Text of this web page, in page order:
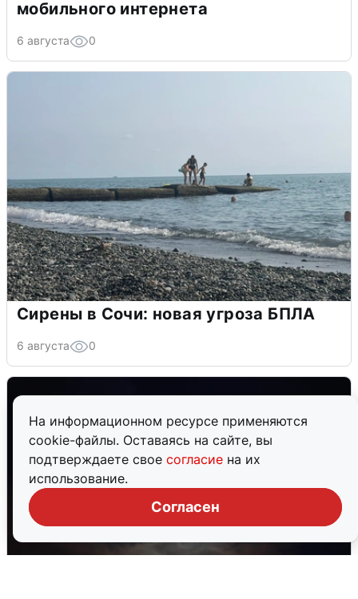
На информационном ресурсе применяются
cookie-файлы. Оставаясь на сайте, вы
подтверждаете свое согласие на их
использование.
Согласен
мобильного интернета
6 августа 0
Сирены в Сочи: новая угроза БПЛА
6 августа 0